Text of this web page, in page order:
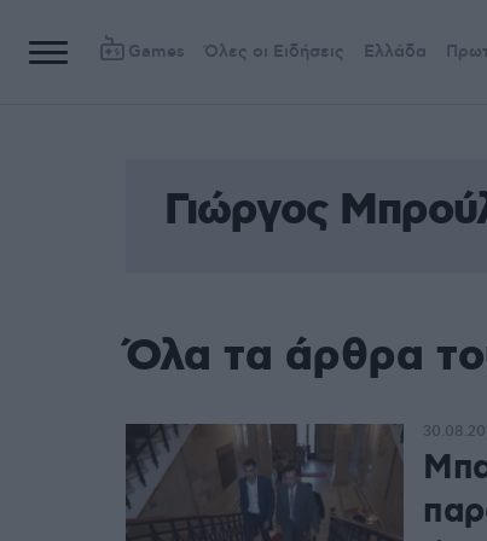
Games Όλες οι Ειδήσεις Ελλάδα
Γιώργος
Όλα τα άρθρα